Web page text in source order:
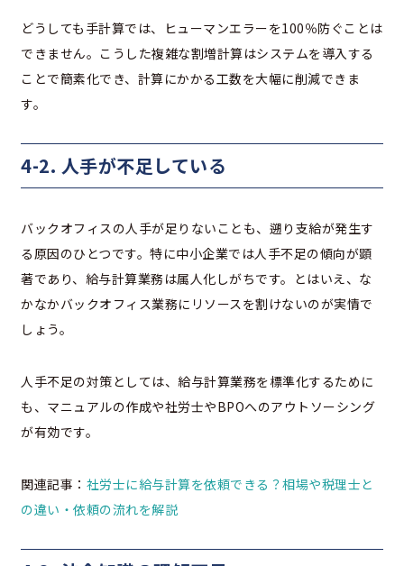
どうしても手計算では、ヒューマンエラーを100％防ぐことは
できません。こうした複雑な割増計算はシステムを導入する
ことで簡素化でき、計算にかかる工数を大幅に削減できま
す。
4-2. 人手が不足している
バックオフィスの人手が足りないことも、遡り支給が発生す
る原因のひとつです。特に中小企業では人手不足の傾向が顕
著であり、給与計算業務は属人化しがちです。とはいえ、な
かなかバックオフィス業務にリソースを割けないのが実情で
しょう。
人手不足の対策としては、給与計算業務を標準化するために
も、マニュアルの作成や社労士やBPOへのアウトソーシング
が有効です。
関連記事： 社労士に給与計算を依頼できる？相場や税理士と
の違い・依頼の流れを解説